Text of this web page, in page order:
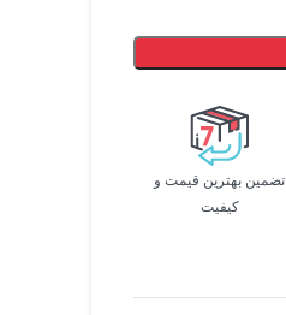
تضمین بهترین قیمت و
کیفیت